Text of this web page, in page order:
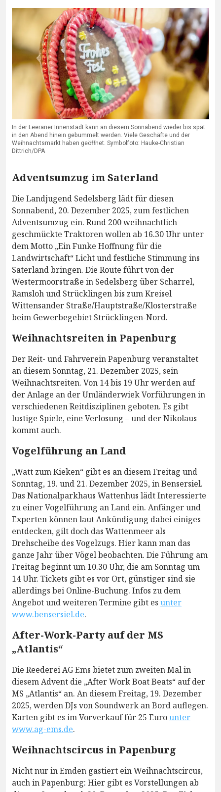
In der Leeraner Innenstadt kann an diesem Sonnabend wieder bis spät
in den Abend hinein gebummelt werden. Viele Geschäfte und der
Weihnachtsmarkt haben geöffnet. Symbolfoto: Hauke-Christian
Dittrich/DPA
Adventsumzug im Saterland
Die Landjugend Sedelsberg lädt für diesen
Sonnabend, 20. Dezember 2025, zum festlichen
Adventsumzug ein. Rund 200 weihnachtlich
geschmückte Traktoren wollen ab 16.30 Uhr unter
dem Motto „Ein Funke Hoffnung für die
Landwirtschaft“ Licht und festliche Stimmung ins
Saterland bringen. Die Route führt von der
Westermoorstraße in Sedelsberg über Scharrel,
Ramsloh und Strücklingen bis zum Kreisel
Wittensander Straße/Hauptstraße/Klosterstraße
beim Gewerbegebiet Strücklingen-Nord.
Weihnachtsreiten in Papenburg
Der Reit- und Fahrverein Papenburg veranstaltet
an diesem Sonntag, 21. Dezember 2025, sein
Weihnachtsreiten. Von 14 bis 19 Uhr werden auf
der Anlage an der Umländerwiek Vorführungen in
verschiedenen Reitdisziplinen geboten. Es gibt
lustige Spiele, eine Verlosung – und der Nikolaus
kommt auch.
Vogelführung an Land
„Watt zum Kieken“ gibt es an diesem Freitag und
Sonntag, 19. und 21. Dezember 2025, in Bensersiel.
Das Nationalparkhaus Wattenhus lädt Interessierte
zu einer Vogelführung an Land ein. Anfänger und
Experten können laut Ankündigung dabei einiges
entdecken, gilt doch das Wattenmeer als
Drehscheibe des Vogelzugs. Hier kann man das
ganze Jahr über Vögel beobachten. Die Führung am
Freitag beginnt um 10.30 Uhr, die am Sonntag um
14 Uhr. Tickets gibt es vor Ort, günstiger sind sie
allerdings bei Online-Buchung. Infos zu dem
Angebot und weiteren Termine gibt es unter
www.bensersiel.de.
After-Work-Party auf der MS
„Atlantis“
Die Reederei AG Ems bietet zum zweiten Mal in
diesem Advent die „After Work Boat Beats“ auf der
MS „Atlantis“ an. An diesem Freitag, 19. Dezember
2025, werden DJs von Soundwerk an Bord auflegen.
Karten gibt es im Vorverkauf für 25 Eurounter
www.ag-ems.de.
Weihnachtscircus in Papenburg
Nicht nur in Emden gastiert ein Weihnachtscircus,
auch in Papenburg: Hier gibt es Vorstellungen ab